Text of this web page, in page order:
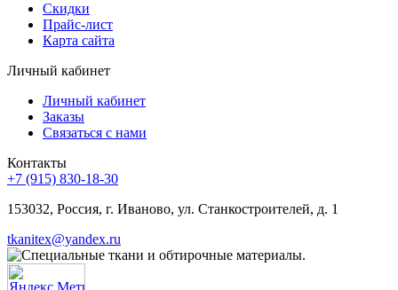
Скидки
Прайс-лист
Карта сайта
Личный кабинет
Личный кабинет
Заказы
Связаться с нами
Контакты
+7 (915) 830-18-30
153032, Россия, г. Иваново, ул. Станкостроителей, д. 1
tkanitex@yandex.ru